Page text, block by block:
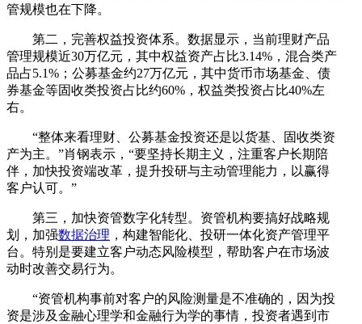
管规模也在下降。
第二，完善权益投资体系。数据显示，当前理财产品
管理规模近30万亿元，其中权益资产占比3.14%，混合类产
品占5.1%；公募基金约27万亿元，其中货币市场基金、债
券基金等固收类投资占比约60%，权益类投资占比40%左
右。
“整体来看理财、公募基金投资还是以货基、固收类资
产为主。”肖钢表示，“要坚持长期主义，注重客户长期陪
伴，加快投资端改革，提升投研与主动管理能力，以赢得
客户认可。”
第三，加快资管数字化转型。资管机构要搞好战略规
划，加强数据治理 ，构建智能化、投研一体化资产管理平
台。特别是要建立客户动态风险模型，帮助客户在市场波
动时改善交易行为。
“资管机构事前对客户的风险测量是不准确的，因为投
资是涉及金融心理学和金融行为学的事情，投资者遇到市